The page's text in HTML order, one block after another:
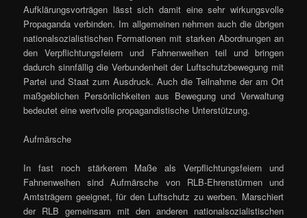
Aufklärungsvorträgen lässt sich damit eine sehr wirkungsvolle
Propaganda verbinden. Im allgemeinen nehmen auch die übrigen
nationalsozialistischen Formationen mit starken Abordnungen an
den Verpflichtungsfeiern und Fahnenweihen teil und bringen
dadurch sinnfällig die Verbundenheit der Luftschutzbewegung mit
Partei und Staat zum Ausdruck. Auch die Teilnahme der am Ort
maßgeblichen Persönlichkeiten aus Bewegung und Verwaltung
bedeutet eine wertvolle propagandistische Unterstützung.
Aufmärsche
In fast noch stärkerem Maße als Verpflichtungsfeiern und
Fahnenweihen sind Aufmärsche von RLB-Ehrenstürmen und
Amtsträgern geeignet, für den Luftschutz zu werben. Marschiert
der RLB gemeinsam mit den anderen nationalsozialistischen